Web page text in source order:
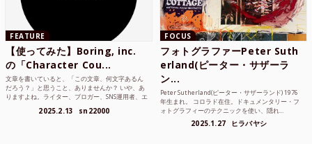
FEATURE
【使ってみた】Boring, inc.
の「Character Cou...
文章を書いていると、「この文章、何文字あるん
だろう？」と思うこと、ありませんか？ いや、あ
りますよね。ライター、ブロガー、SNS運用者、エ
2025.2.13 sn22000
FOCUS
フォトグラファーPeter Suth
erland(ピーター・サザーラ
ン...
Peter Sutherland(ピーター・サザーランド) 1976
年生まれ。 コロラド在住。ドキュメンタリー・フ
ォトグラフィーのテクニックを使い、隠れ...
2025.1.27 ヒラバヤシ